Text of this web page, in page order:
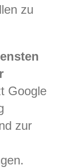
zu
Google
zur